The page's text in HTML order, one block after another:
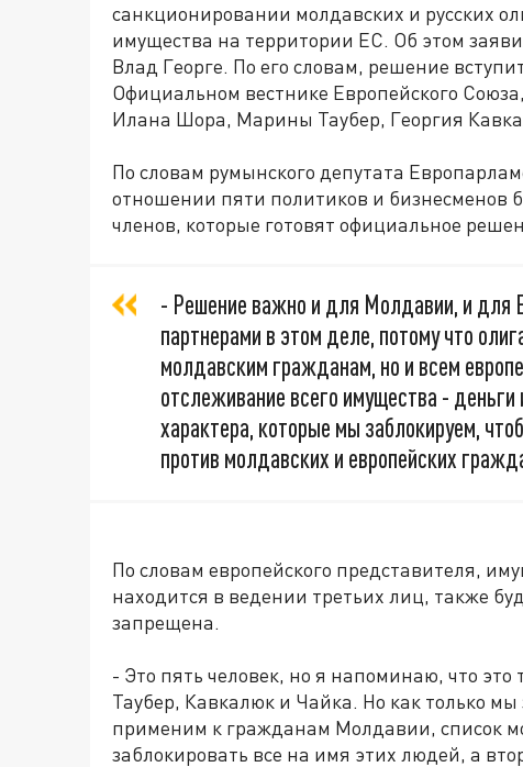
санкционировании молдавских и русских
имущества на территории ЕС. Об этом
Влад Георге. По его словам, решение
Официальном вестнике Европейского
Илана Шора, Марины Таубер, Георгия
По словам румынского депутата
отношении пяти политиков и бизнесменов
членов, которые готовят официальное
- Решение важно и для Молдавии, и для
партнерами в этом деле, потому что
молдавским гражданам, но и всем
отслеживание всего имущества -
характера, которые мы заблокируем,
против молдавских и европейских
По словам европейского представителя,
находится в ведении третьих лиц, также
запрещена.
- Это пять человек, но я напоминаю, что
Таубер, Кавкалюк и Чайка. Но как только
применим к гражданам Молдавии, список
заблокировать все на имя этих людей, а